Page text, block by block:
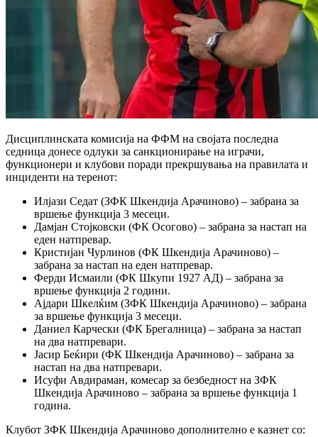
Дисциплинската комисија на ФФМ на својата последна
седница донесе одлуки за санкционирање на играчи,
функционери и клубови поради прекршувања на правилата и
инциденти на теренот:
Илјази Седат (ЗФК Шкендија Арачиново) – забрана за
вршење функција 3 месеци.
Дамјан Стојковски (ФК Осогово) – забрана за настап на
еден натпревар.
Кристијан Чурлинов (ФК Шкендија Арачиново) –
забрана за настап на еден натпревар.
Ферди Исмаили (ФК Шкупи 1927 АД) – забрана за
вршење функција 2 години.
Ајдари Шкелќим (ЗФК Шкендија Арачиново) – забрана
за вршење функција 3 месеци.
Даниел Карчески (ФК Брегалница) – забрана за настап
на два натпревари.
Јасир Беќири (ФК Шкендија Арачиново) – забрана за
настап на два натпревари.
Исуфи Авдираман, комесар за безбедност на ЗФК
Шкендија Арачиново – забрана за вршење функција 1
година.
Клубот ЗФК Шкендија Арачиново дополнително е казнет со: